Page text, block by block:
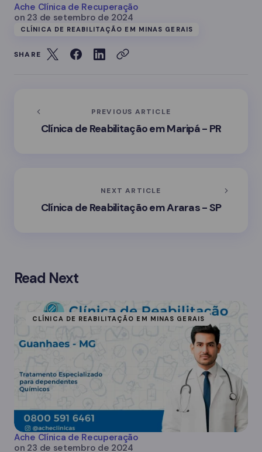
Ache Clínica de Recuperação
on 23 de setembro de 2024
CLÍNICA DE REABILITAÇÃO EM MINAS GERAIS
SHARE
PREVIOUS ARTICLE
Clínica de Reabilitação em Maripá - PR
NEXT ARTICLE
Clínica de Reabilitação em Araras - SP
Read Next
CLÍNICA DE REABILITAÇÃO EM MINAS GERAIS
Ache Clínica de Recuperação
on 23 de setembro de 2024